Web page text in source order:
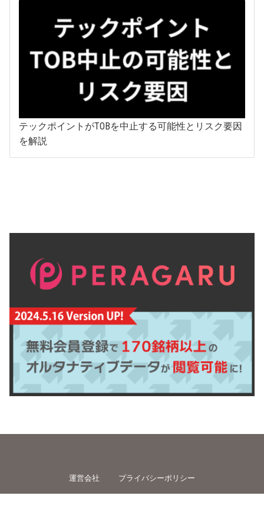
テックポイントがTOBを中止する可能性とリスク要因
を解説
運営会社 プライバシーポリシー